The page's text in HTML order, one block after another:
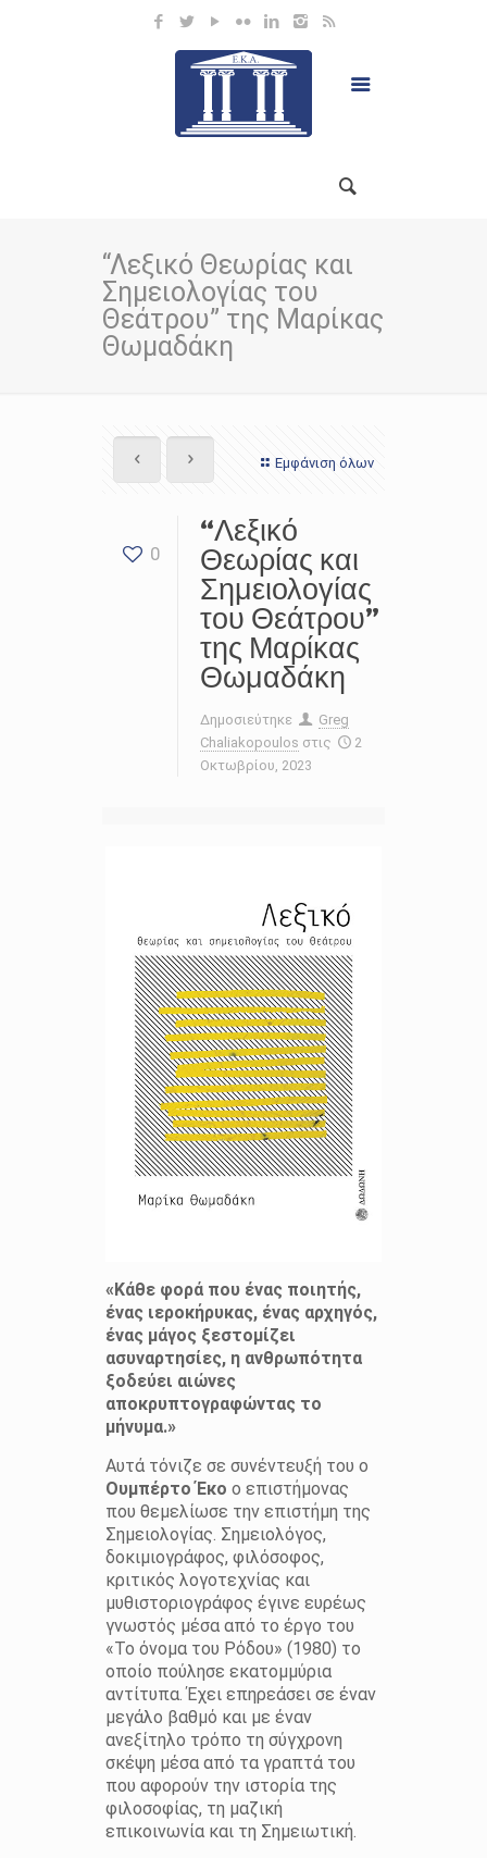
“Λεξικό Θεωρίας και
Σημειολογίας του
Θεάτρου” της Μαρίκας
Θωμαδάκη
Εμφάνιση όλων
0
“Λεξικό
Θεωρίας και
Σημειολογίας
του Θεάτρου”
της Μαρίκας
Θωμαδάκη
Δημοσιεύτηκε
Greg
Chaliakopoulos στις
2
Οκτωβρίου, 2023
«Κάθε φορά που ένας ποιητής,
ένας ιεροκήρυκας, ένας αρχηγός,
ένας μάγος ξεστομίζει
ασυναρτησίες, η ανθρωπότητα
ξοδεύει αιώνες
αποκρυπτογραφώντας το
μήνυμα.»
Αυτά τόνιζε σε συνέντευξή του ο
Ουμπέρτο Έκο ο επιστήμονας
που θεμελίωσε την επιστήμη της
Σημειολογίας. Σημειολόγος,
δοκιμιογράφος, φιλόσοφος,
κριτικός λογοτεχνίας και
μυθιστοριογράφος έγινε ευρέως
γνωστός μέσα από το έργο του
«Το όνομα του Ρόδου» (1980) το
οποίο πούλησε εκατομμύρια
αντίτυπα. Έχει επηρεάσει σε έναν
μεγάλο βαθμό και με έναν
ανεξίτηλο τρόπο τη σύγχρονη
σκέψη μέσα από τα γραπτά του
που αφορούν την ιστορία της
φιλοσοφίας, τη μαζική
επικοινωνία και τη Σημειωτική.